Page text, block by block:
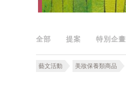
全部 提案 特別企畫
藝文活動 美妝保養類商品